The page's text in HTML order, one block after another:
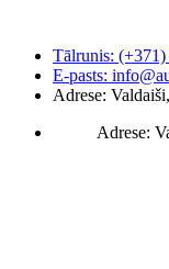
Tālrunis:
E-pasts:
Adrese:
Adrese: